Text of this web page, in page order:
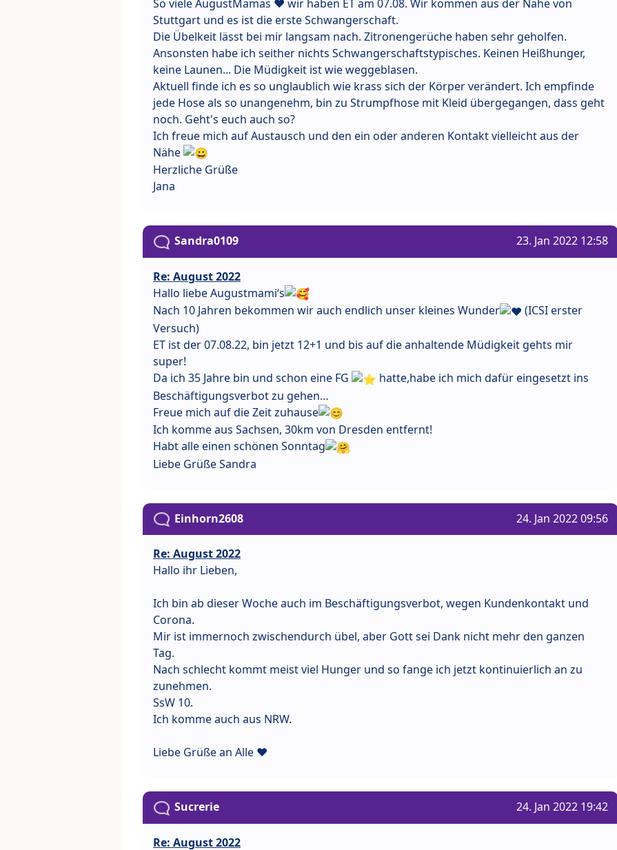
So viele AugustMamas ❤ wir haben ET am 07.08. Wir kommen aus der Nähe von
Stuttgart und es ist die erste Schwangerschaft.
Die Übelkeit lässt bei mir langsam nach. Zitronengerüche haben sehr geholfen.
Ansonsten habe ich seither nichts Schwangerschaftstypisches. Keinen Heißhunger,
keine Launen... Die Müdigkeit ist wie weggeblasen.
Aktuell finde ich es so unglaublich wie krass sich der Körper verändert. Ich empfinde
jede Hose als so unangenehm, bin zu Strumpfhose mit Kleid übergegangen, dass geht
noch. Geht's euch auch so?
Ich freue mich auf Austausch und den ein oder anderen Kontakt vielleicht aus der
Nähe
Herzliche Grüße
Jana
Sandra0109 23. Jan 2022 12:58
Re: August 2022
Hallo liebe Augustmami‘s
Nach 10 Jahren bekommen wir auch endlich unser kleines Wunder
(ICSI erster
Versuch)
ET ist der 07.08.22, bin jetzt 12+1 und bis auf die anhaltende Müdigkeit gehts mir
super!
Da ich 35 Jahre bin und schon eine FG
hatte,habe ich mich dafür eingesetzt ins
Beschäftigungsverbot zu gehen…
Freue mich auf die Zeit zuhause
Ich komme aus Sachsen, 30km von Dresden entfernt!
Habt alle einen schönen Sonntag
Liebe Grüße Sandra
Einhorn2608 24. Jan 2022 09:56
Re: August 2022
Hallo ihr Lieben,
Ich bin ab dieser Woche auch im Beschäftigungsverbot, wegen Kundenkontakt und
Corona.
Mir ist immernoch zwischendurch übel, aber Gott sei Dank nicht mehr den ganzen
Tag.
Nach schlecht kommt meist viel Hunger und so fange ich jetzt kontinuierlich an zu
zunehmen.
SsW 10.
Ich komme auch aus NRW.
Liebe Grüße an Alle ❤
Sucrerie 24. Jan 2022 19:42
Re: August 2022